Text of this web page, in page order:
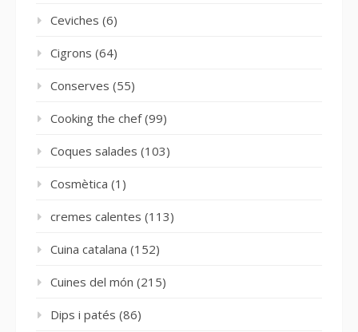
Ceviches (6)
Cigrons (64)
Conserves (55)
Cooking the chef(99)
Coques salades (103)
Cosmètica (1)
cremes calentes (113)
Cuina catalana (152)
Cuines del món (215)
Dips i patés (86)